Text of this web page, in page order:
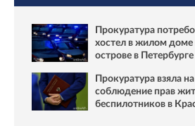
Прокуратура
хостел в жилом доме
острове в Петербурге
Прокуратура взяла
соблюдение прав
беспилотников в